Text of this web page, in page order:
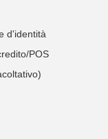
d'identità
POS